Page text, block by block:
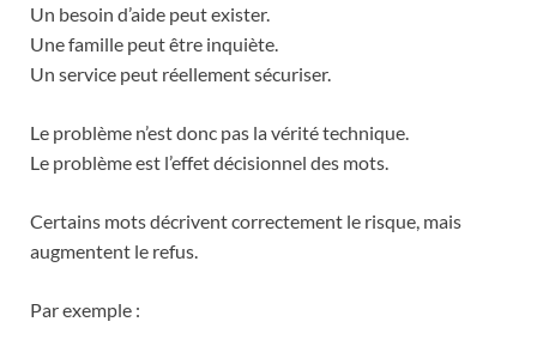
Un besoin d’aide peut exister.
Une famille peut être inquiète.
Un service peut réellement sécuriser.
Le problème n’est donc pas la vérité technique.
Le problème est l’effet décisionnel des mots.
Certains mots décrivent correctement le risque, mais
augmentent le refus.
Par exemple :